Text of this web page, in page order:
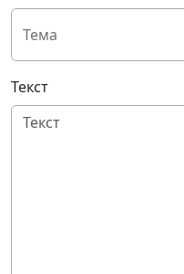
Тема
Текст